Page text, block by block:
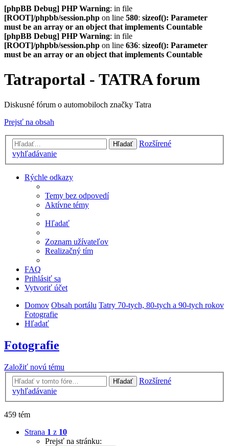
[phpBB Debug] PHP Warning: in file
[ROOT]/phpbb/session.php on line 580: sizeof(): Parameter
must be an array or an object that implements Countable
[phpBB Debug] PHP Warning: in file
[ROOT]/phpbb/session.php on line 636: sizeof(): Parameter
must be an array or an object that implements Countable
Tatraportal - TATRA forum
Diskusné fórum o automobiloch značky Tatra
Prejsť na obsah
Hľadať
Rozšírené
vyhľadávanie
Rýchle odkazy
Temy bez odpovedí
Aktívne témy
Hľadať
Zoznam užívateľov
Realizačný tím
FAQ
Prihlásiť sa
Vytvoriť účet
Domov Obsah portálu Tatry 70-tych, 80-tych a 90-tych rokov
Fotografie
Hľadať
Fotografie
Založiť novú tému
Hľadať
Rozšírené
vyhľadávanie
459 tém
Strana 1 z 10
Prejsť na stránku: